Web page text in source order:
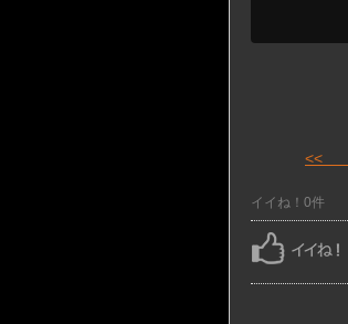
<<
イイね！0件